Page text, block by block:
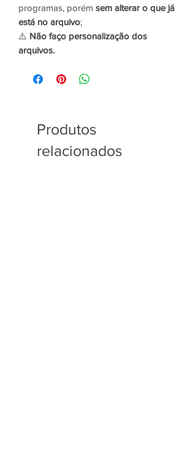
programas, porém sem alterar o que já
está no arquivo;
⚠️ Não faço personalização dos
arquivos.
Produtos
relacionados